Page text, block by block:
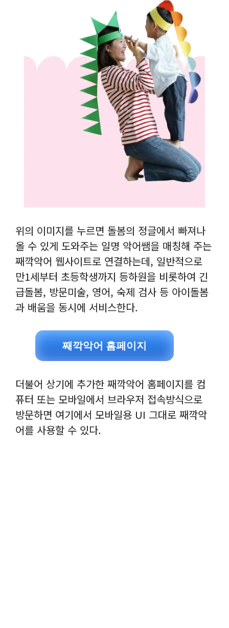
위의 이미지를 누르면 돌봄의 정글에서 빠져나
올 수 있게 도와주는 일명 악어쌤을 매칭해 주는
째깍악어 웹사이트로 연결하는데, 일반적으로
만1세부터 초등학생까지 등하원을 비롯하여 긴
급돌봄, 방문미술, 영어, 숙제 검사 등 아이돌봄
과 배움을 동시에 서비스한다.
째깍악어 홈페이지
더불어 상기에 추가한 째깍악어 홈페이지를 컴
퓨터 또는 모바일에서 브라우저 접속방식으로
방문하면 여기에서 모바일용 UI 그대로 째깍악
어를 사용할 수 있다.